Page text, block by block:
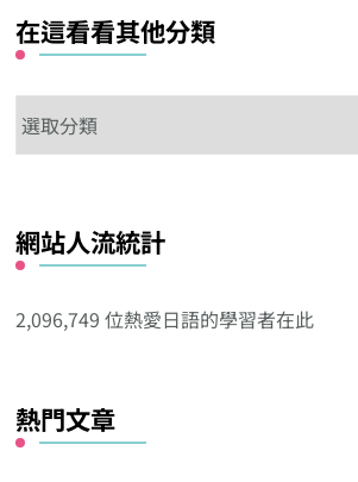
在這看看其他分類
這
其
他
類
網站人流統計
2,096,749 位熱愛日語的學習者在此
熱門文章